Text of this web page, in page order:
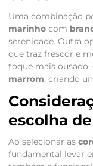
Uma combinação
marinhocom
serenidade. Outra
que traz frescor e
toque mais ousado,
marrom, criando
escolha
Ao selecionar as
fundamental levar